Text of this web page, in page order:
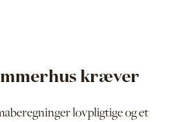
kræver
lovpligtige og et